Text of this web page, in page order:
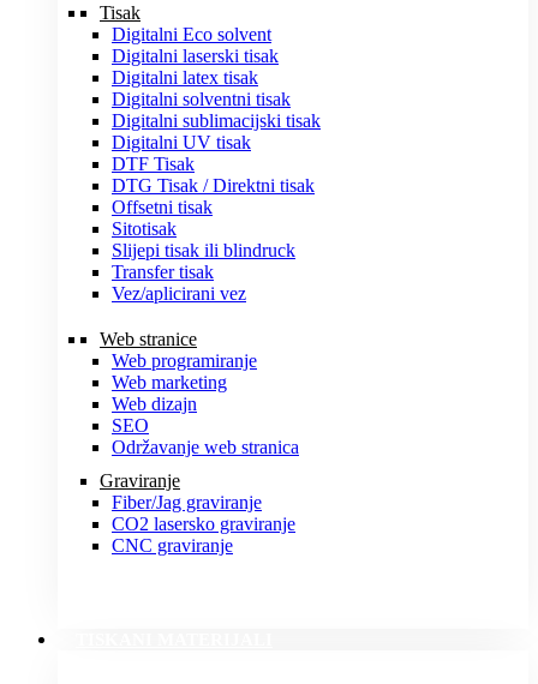
Tisak
Digitalni Eco solvent
Digitalni laserski tisak
Digitalni latex tisak
Digitalni solventni tisak
Digitalni sublimacijski tisak
Digitalni UV tisak
DTF Tisak
DTG Tisak / Direktni tisak
Offsetni tisak
Sitotisak
Slijepi tisak ili blindruck
Transfer tisak
Vez/aplicirani vez
Web stranice
Web programiranje
Web marketing
Web dizajn
SEO
Održavanje web stranica
Graviranje
Fiber/Jag graviranje
CO2 lasersko graviranje
CNC graviranje